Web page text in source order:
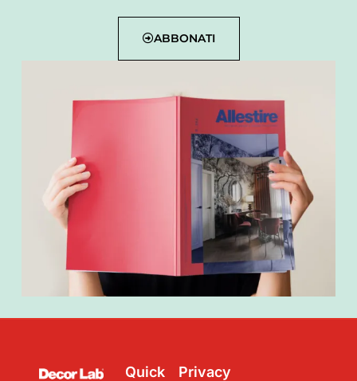
ABBONATI
Quick
Privacy